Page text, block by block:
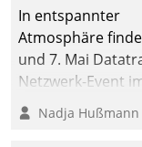
In entspannter
Atmosphäre
und 7. Mai
Netzwerk-Event
Kunden- und
statt. Zentrale
Nadja Hußmann